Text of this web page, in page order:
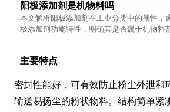
阳极添加剂是机物料吗
本文解析阳极添加剂在工业分类中的属性，
极添加剂功能特性，明确其是否属于机物料
主要特点
密封性能好，可有效防止粉尘外泄和
输送易扬尘的粉状物料。结构简单紧